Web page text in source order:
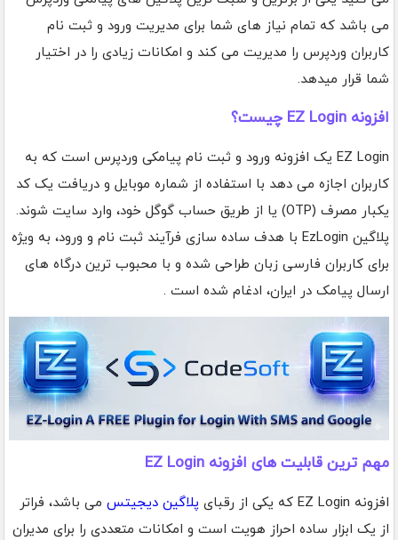
می باشد که تمام نیاز های شما برای مدیریت ورود و ثبت نام
کاربران وردپرس را مدیریت می کند و امکانات زیادی را در اختیار
شما قرار میدهد.
افزونه EZ Login چیست؟
EZ Login یک افزونه ورود و ثبت نام پیامکی وردپرس است که به
کاربران اجازه می دهد با استفاده از شماره موبایل و دریافت یک کد
یکبار مصرف (OTP) یا از طریق حساب گوگل خود، وارد سایت شوند.
پلاگین EzLogin با هدف ساده سازی فرآیند ثبت نام و ورود، به ویژه
برای کاربران فارسی زبان طراحی شده و با محبوب ترین درگاه های
ارسال پیامک در ایران، ادغام شده است .
مهم ترین قابلیت های افزونه EZ Login
افزونه EZ Login که یکی از رقبای پلاگین دیجیتس می باشد، فراتر
از یک ابزار ساده احراز هویت است و امکانات متعددی را برای مدیران